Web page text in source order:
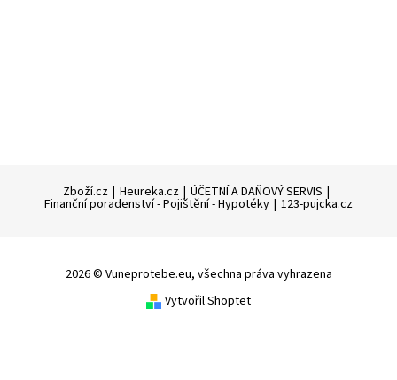
Zboží.cz | Heureka.cz | ÚČETNÍ A DAŇOVÝ SERVIS |
Finanční poradenství - Pojištění - Hypotéky | 123-pujcka.cz
2026 © Vuneprotebe.eu, všechna práva vyhrazena
Vytvořil Shoptet